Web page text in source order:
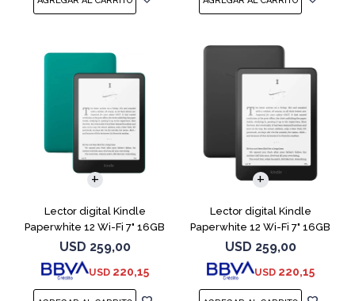
Lector digital Kindle
Paperwhite 12 Wi-Fi 7" 16GB
Verde
USD 259,00
USD 220,15
Lector digital Kindle
Paperwhite 12 Wi-Fi 7" 16GB
Negro
USD 259,00
USD 220,15